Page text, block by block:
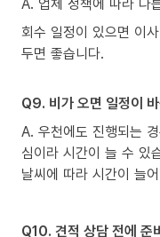
회수 일정이 있으면 이
두면 좋습니다.
Q9. 비가 오면 일정이
A. 우천에도 진행되는
심이라 시간이 늘 수 있
날씨에 따라 시간이 늘
Q10. 견적 상담 전에 준